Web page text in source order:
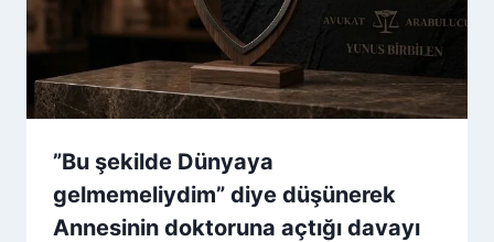
”Bu şekilde Dünyaya
gelmemeliydim” diye düşünerek
Annesinin doktoruna açtığı davayı